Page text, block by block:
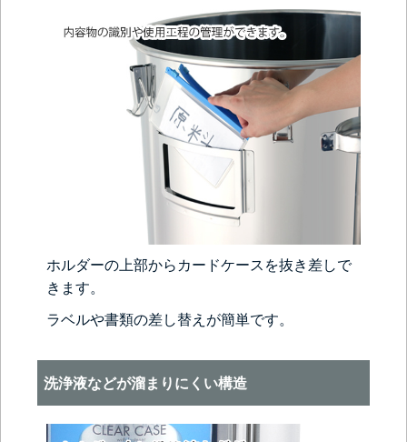
ホルダーの上部からカードケースを抜き差しで
きます。
ラベルや書類の差し替えが簡単です。
洗浄液などが溜まりにくい構造